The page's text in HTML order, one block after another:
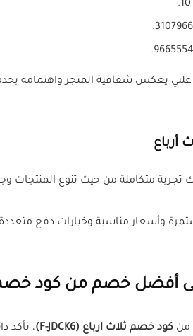
يعكس شفافية المتجر واهتمامه
أرباع
تجربة متكاملة من حيث تنوع المنتجات
وأسعار مناسبة وخيارات دفع
أفضل خصم من كود خصم
من كود خصم ثلاث ارباع (F-JDCK6) ، تأكد